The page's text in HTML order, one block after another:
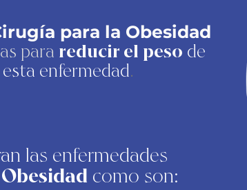
para la Obesidad
para reducir el peso de
enfermedad.
las enfermedades
como son: